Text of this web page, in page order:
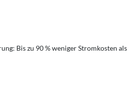
Bis zu 90 % weniger Stromkosten als